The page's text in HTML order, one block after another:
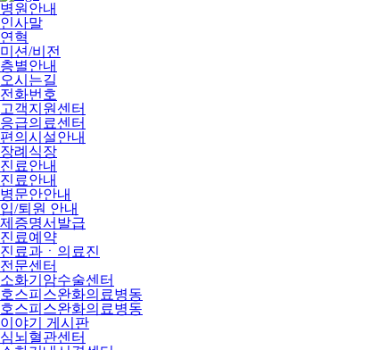
병원안내
인사말
연혁
미션/비전
층별안내
오시는길
전화번호
고객지원센터
응급의료센터
편의시설안내
장례식장
진료안내
진료안내
병문안안내
입/퇴원 안내
제증명서발급
진료예약
진료과ㆍ의료진
전문센터
소화기암수술센터
호스피스완화의료병동
호스피스완화의료병동
이야기 게시판
심뇌혈관센터